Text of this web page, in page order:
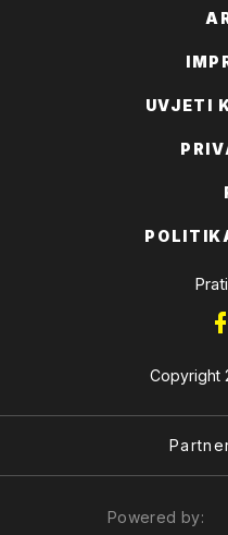
UVJETI
Copyright
Powered by: